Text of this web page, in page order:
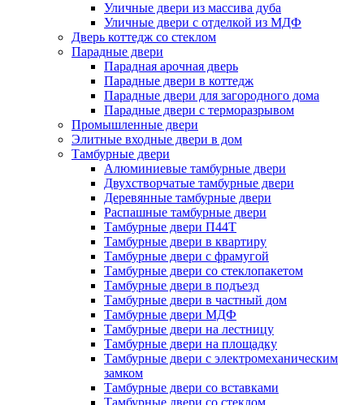
Уличные двери из массива дуба
Уличные двери с отделкой из МДФ
Дверь коттедж со стеклом
Парадные двери
Парадная арочная дверь
Парадные двери в коттедж
Парадные двери для загородного дома
Парадные двери с терморазрывом
Промышленные двери
Элитные входные двери в дом
Тамбурные двери
Алюминиевые тамбурные двери
Двухстворчатые тамбурные двери
Деревянные тамбурные двери
Распашные тамбурные двери
Тамбурные двери П44Т
Тамбурные двери в квартиру
Тамбурные двери с фрамугой
Тамбурные двери со стеклопакетом
Тамбурные двери в подъезд
Тамбурные двери в частный дом
Тамбурные двери МДФ
Тамбурные двери на лестницу
Тамбурные двери на площадку
Тамбурные двери с электромеханическим
замком
Тамбурные двери со вставками
Тамбурные двери со стеклом